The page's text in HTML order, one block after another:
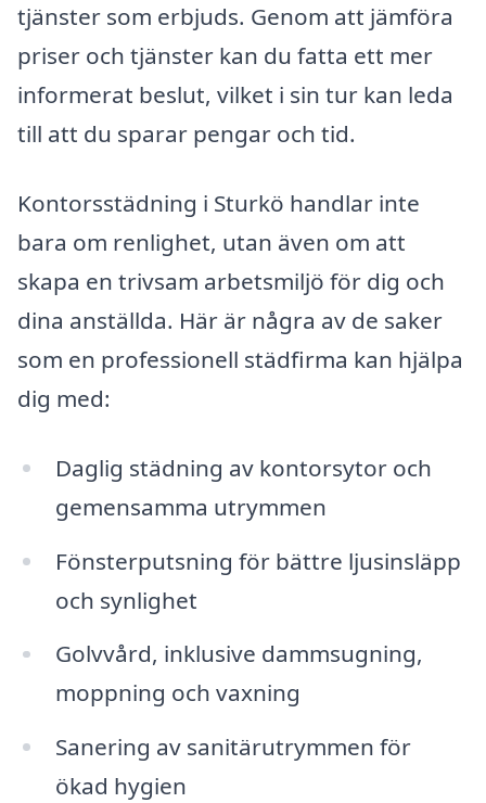
tjänster som erbjuds. Genom att jämföra
priser och tjänster kan du fatta ett mer
informerat beslut, vilket i sin tur kan leda
till att du sparar pengar och tid.
Kontorsstädning i Sturkö handlar inte
bara om renlighet, utan även om att
skapa en trivsam arbetsmiljö för dig och
dina anställda. Här är några av de saker
som en professionell städfirma kan hjälpa
dig med:
Daglig städning av kontorsytor och
gemensamma utrymmen
Fönsterputsning för bättre ljusinsläpp
och synlighet
Golvvård, inklusive dammsugning,
moppning och vaxning
Sanering av sanitärutrymmen för
ökad hygien